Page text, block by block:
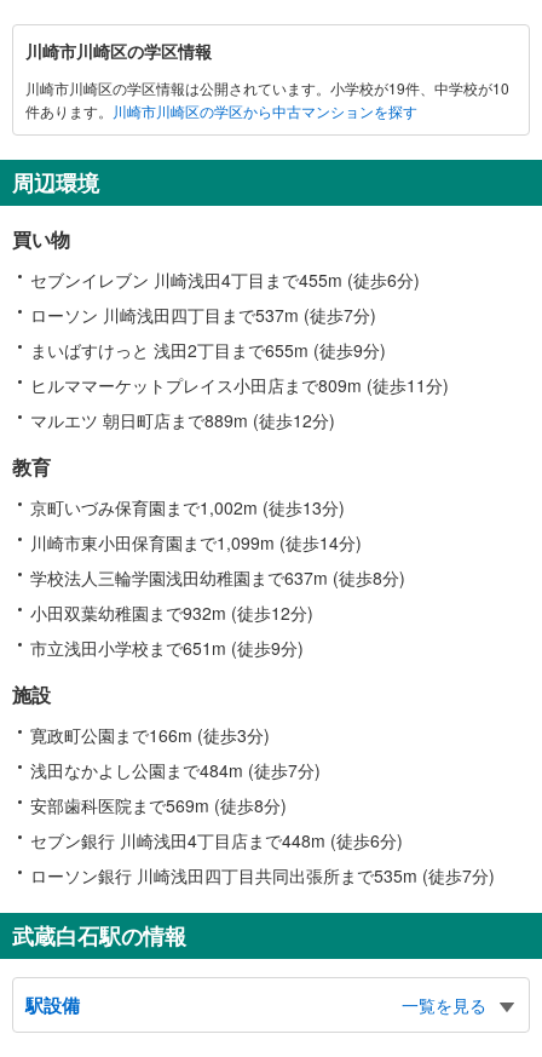
川
崎
市
川
区
に
す
る
川崎市川崎区の学区情報
川崎市川崎区の学区情報は公開されています。小学校が19件、中学校が10
件あります。
川崎市川崎区の学区から中古マンションを探す
周辺環境
買い物
セブンイレブン 川崎浅田4丁目まで455m (徒歩6分)
ローソン 川崎浅田四丁目まで537m (徒歩7分)
まいばすけっと 浅田2丁目まで655m (徒歩9分)
ヒルママーケットプレイス小田店まで809m (徒歩11分)
マルエツ 朝日町店まで889m (徒歩12分)
教育
京町いづみ保育園まで1,002m (徒歩13分)
川崎市東小田保育園まで1,099m (徒歩14分)
学校法人三輪学園浅田幼稚園まで637m (徒歩8分)
小田双葉幼稚園まで932m (徒歩12分)
市立浅田小学校まで651m (徒歩9分)
施設
寛政町公園まで166m (徒歩3分)
浅田なかよし公園まで484m (徒歩7分)
安部歯科医院まで569m (徒歩8分)
セブン銀行 川崎浅田4丁目店まで448m (徒歩6分)
ローソン銀行 川崎浅田四丁目共同出張所まで535m (徒歩7分)
武蔵白石駅の情報
駅設備
一覧を見る